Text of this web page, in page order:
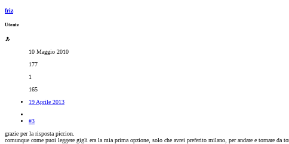
friz
Utente
10 Maggio 2010
177
1
165
19 Aprile 2013
#3
grazie per la risposta piccion.
comunque come puoi leggere gigli era la mia prima opzione, solo che avrei preferito milano, per andare e tornare